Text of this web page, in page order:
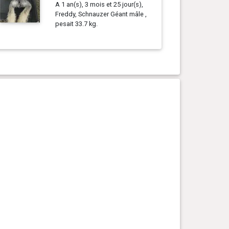
A 1 an(s), 3 mois et 25 jour(s),
Freddy, Schnauzer Géant mâle ,
pesait 33.7 kg.